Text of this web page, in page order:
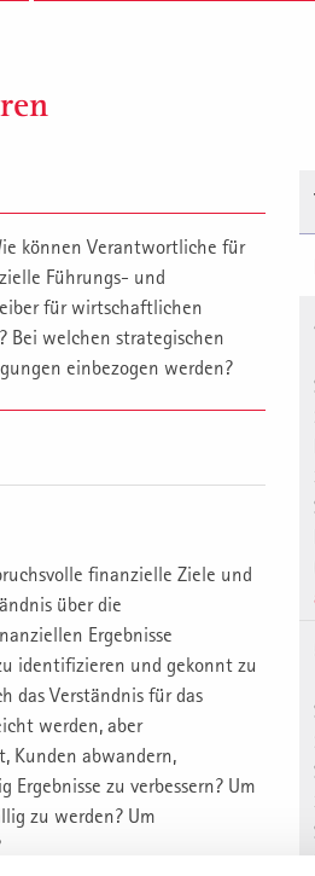
können Verantwortliche für
Führungs- und
für wirtschaftlichen
Bei welchen strategischen
einbezogen werden?
finanzielle Ziele und
über die
Ergebnisse
identifizieren und gekonnt zu
das Verständnis für das
werden, aber
Kunden abwandern,
zu verbessern? Um
zu werden? Um